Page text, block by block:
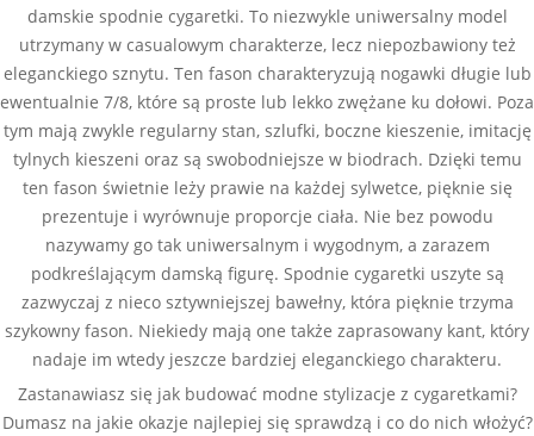
damskie spodnie cygaretki. To niezwykle uniwersalny model
utrzymany w casualowym charakterze, lecz niepozbawiony też
eleganckiego sznytu. Ten fason charakteryzują nogawki długie lub
ewentualnie 7/8, które są proste lub lekko zwężane ku dołowi. Poza
tym mają zwykle regularny stan, szlufki, boczne kieszenie, imitację
tylnych kieszeni oraz są swobodniejsze w biodrach. Dzięki temu
ten fason świetnie leży prawie na każdej sylwetce, pięknie się
prezentuje i wyrównuje proporcje ciała. Nie bez powodu
nazywamy go tak uniwersalnym i wygodnym, a zarazem
podkreślającym damską figurę. Spodnie cygaretki uszyte są
zazwyczaj z nieco sztywniejszej bawełny, która pięknie trzyma
szykowny fason. Niekiedy mają one także zaprasowany kant, który
nadaje im wtedy jeszcze bardziej eleganckiego charakteru.
Zastanawiasz się jak budować modne stylizacje z cygaretkami?
Dumasz na jakie okazje najlepiej się sprawdzą i co do nich włożyć?